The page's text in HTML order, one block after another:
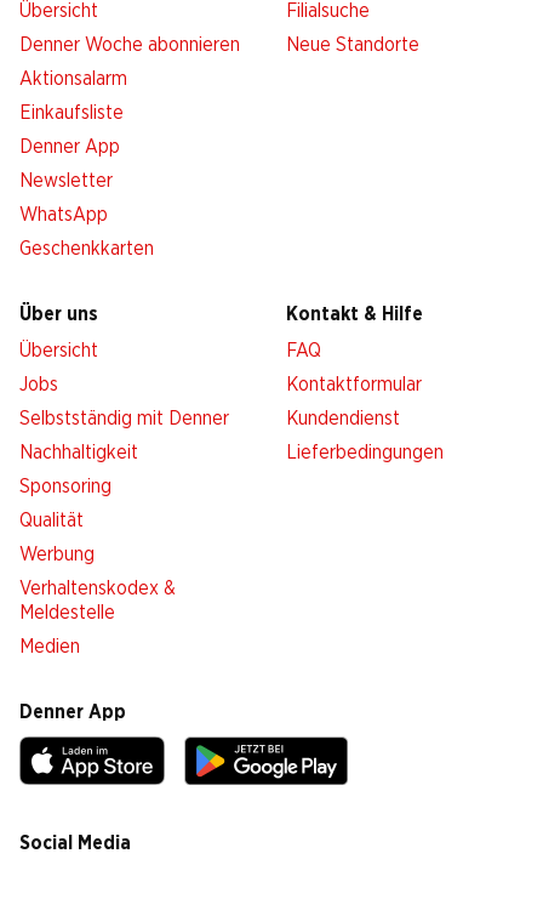
Übersicht
Denner Woche abonnieren
Aktionsalarm
Einkaufsliste
Denner App
Newsletter
WhatsApp
Geschenkkarten
Filialsuche
Neue Standorte
Über uns
Übersicht
Jobs
Selbstständig mit Denner
Nachhaltigkeit
Sponsoring
Qualität
Werbung
Verhaltenskodex &
Meldestelle
Medien
Kontakt & Hilfe
FAQ
Kontaktformular
Kundendienst
Lieferbedingungen
Denner App
Social Media